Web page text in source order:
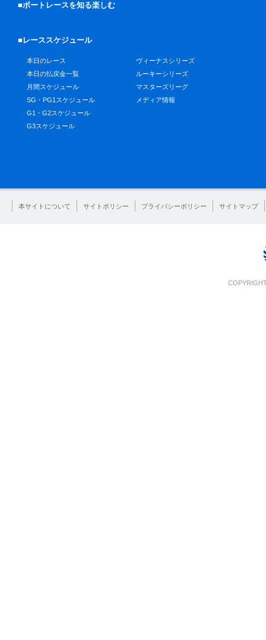
■ボートレースを知る楽しむ
■レーススケジュール
本日のレース
本日の払戻金一覧
月間スケジュール
SG・PG1スケジュール
G1・G2スケジュール
G3スケジュール
ヴィーナスシリーズ
ルーキーシリーズ
マスターズリーグ
メディア情報
本サイトについて サイトポリシー プライバシーポリシー サイトマップ